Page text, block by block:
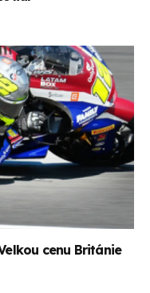
cenu Británie